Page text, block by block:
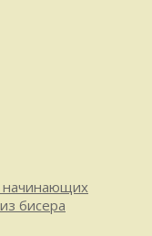
начинающих
бисера